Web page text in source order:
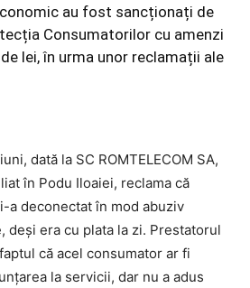
au fost sancționați de
Consumatorilor cu amenzi
lei, în urma unor reclamații ale
dată la SC ROMTELECOM SA,
în Podu Iloaiei, reclama că
a deconectat în mod abuziv
deşi era cu plata la zi. Prestatorul
că acel consumator ar fi
la servicii, dar nu a adus